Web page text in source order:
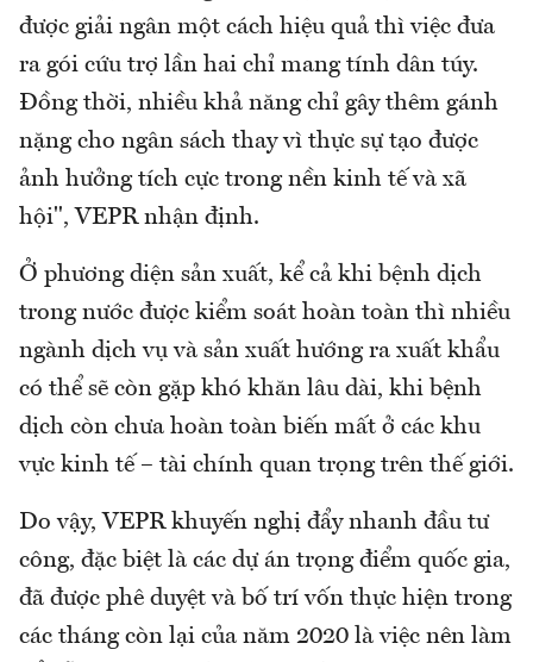
được giải ngân một cách hiệu quả thì việc đưa
ra gói cứu trợ lần hai chỉ mang tính dân túy.
Đồng thời, nhiều khả năng chỉ gây thêm gánh
nặng cho ngân sách thay vì thực sự tạo được
ảnh hưởng tích cực trong nền kinh tế và xã
hội", VEPR nhận định.
Ở phương diện sản xuất, kể cả khi bệnh dịch
trong nước được kiểm soát hoàn toàn thì nhiều
ngành dịch vụ và sản xuất hướng ra xuất khẩu
có thể sẽ còn gặp khó khăn lâu dài, khi bệnh
dịch còn chưa hoàn toàn biến mất ở các khu
vực kinh tế – tài chính quan trọng trên thế giới.
Do vậy, VEPR khuyến nghị đẩy nhanh đầu tư
công, đặc biệt là các dự án trọng điểm quốc gia,
đã được phê duyệt và bố trí vốn thực hiện trong
các tháng còn lại của năm 2020 là việc nên làm